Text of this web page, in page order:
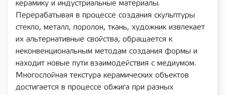
керамику и индустриальные материалы.
Перерабатывая в процессе создания скульптуры
стекло, металл, поролон, ткань, художник извлекает
их альтернативные свойства, обращается к
неконвенциональным методам создания формы и
находит новые пути взаимодействия с медиумом.
Многослойная текстура керамических объектов
достигается в процессе обжига при разных